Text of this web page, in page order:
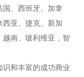
国、西班牙、加拿
西亚、捷克、新加
南、玻利维亚，智
和丰富的成功商业